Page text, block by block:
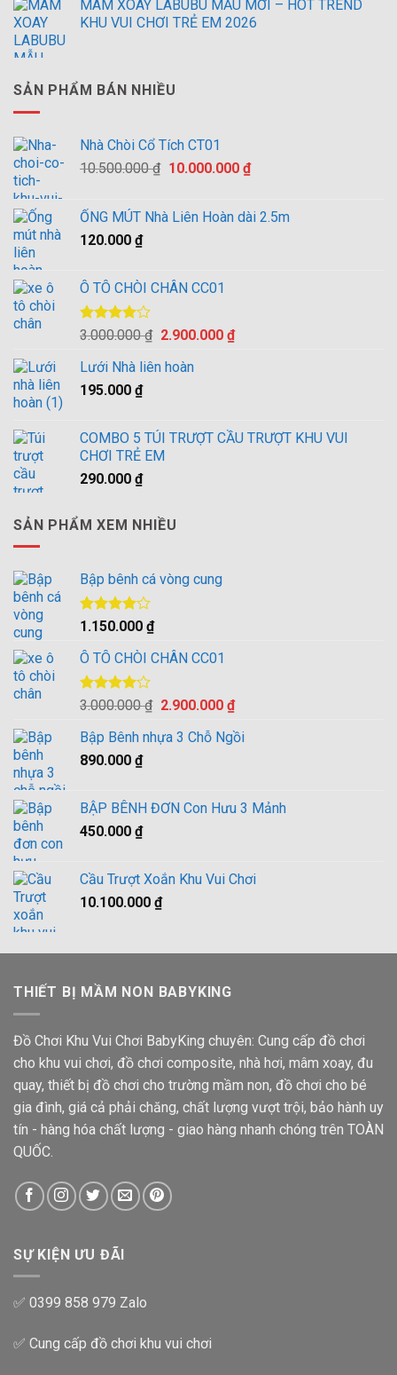
MÂM XOAY LABUBU MẪU MỚI – HOT TREND
KHU VUI CHƠI TRẺ EM 2026
SẢN PHẨM BÁN NHIỀU
Nhà Chòi Cổ Tích CT01
10.500.000₫ Giá
10.500.000 ₫.
10.000.000 ₫Giá
là:
ỐNG MÚT Nhà Liên Hoàn dài 2.5m
120.000 ₫
Ô TÔ CHÒI CHÂN CC01
Được
4.005
sao
3.000.000₫ Giá
là:
2.900.000 ₫Giá
Lưới Nhà liên hoàn
195.000 ₫
COMBO 5 TÚI TRƯỢT CẦU TRƯỢT KHU VUI
CHƠI TRẺ EM
290.000 ₫
SẢN PHẨM XEM NHIỀU
Bập bênh cá vòng cung
Được
4.005
sao
1.150.000 ₫
Ô TÔ CHÒI CHÂN CC01
Được
4.00 5
sao
3.000.000₫ Giá
là:
2.900.000 ₫Giá
tại
Bập Bênh nhựa 3 Chỗ Ngồi
890.000 ₫
BẬP BÊNH ĐƠN Con Hưu 3 Mảnh
450.000 ₫
Cầu Trượt Xoắn Khu Vui Chơi
10.100.000 ₫
THIẾT BỊ MẦM NON BABYKING
Đồ Chơi Khu Vui Chơi BabyKing chuyên: Cung cấp đồ chơi
cho khu vui chơi, đồ chơi composite, nhà hơi, mâm xoay, đu
quay, thiết bị đồ chơi cho trường mầm non, đồ chơi cho bé
gia đình, giá cả phải chăng, chất lượng vượt trội, bảo hành uy
tín - hàng hóa chất lượng - giao hàng nhanh chóng trên TOÀN
QUỐC.
SỰ KIỆN ƯU ĐÃI
✅ 0399 858 979 Zalo
✅ Cung cấp đồ chơi khu vui chơi